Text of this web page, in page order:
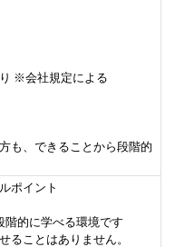
※会社規定による
も、できることから段階的
ポイント
階的に学べる環境です
ることはありません。